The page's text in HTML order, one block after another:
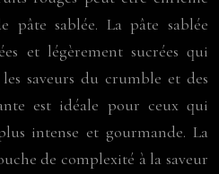
pâte sablée. La pâte sablée
et légèrement sucrées qui
saveurs du crumble et des
est idéale pour ceux qui
intense et gourmande. La
de complexité à la saveur